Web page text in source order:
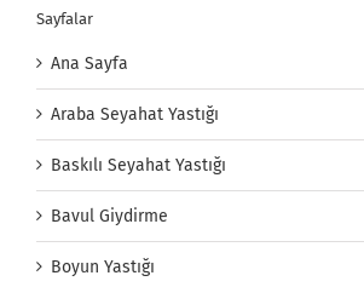
Sayfalar
Ana Sayfa
Araba Seyahat Yastığı
Baskılı Seyahat Yastığı
Bavul Giydirme
Boyun Yastığı